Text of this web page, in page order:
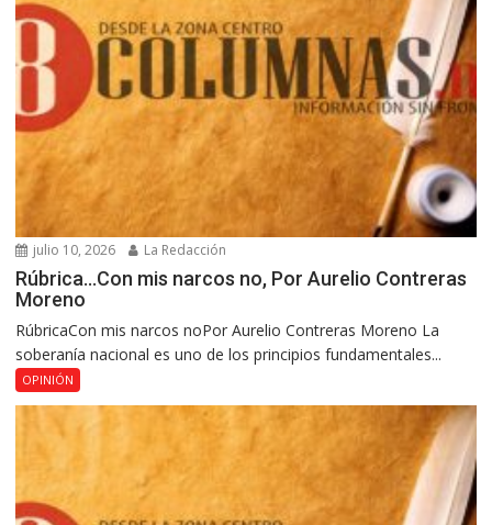
julio 10, 2026 La Redacción
Rúbrica…Con mis narcos no, Por Aurelio Contreras
Moreno
RúbricaCon mis narcos noPor Aurelio Contreras Moreno La
soberanía nacional es uno de los principios fundamentales...
OPINIÓN